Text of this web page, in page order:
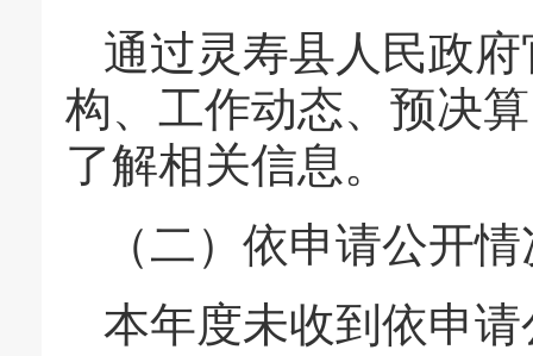
通过灵寿县人民政
构、工作动态、预决
了解相关信息。
（二）依申请公开
本年度未收到依申